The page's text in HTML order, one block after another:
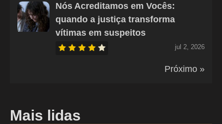
Nós Acreditamos em Vocês:
quando a justiça transforma
vítimas em suspeitos
jul 2, 2026
Próximo »
Mais lidas